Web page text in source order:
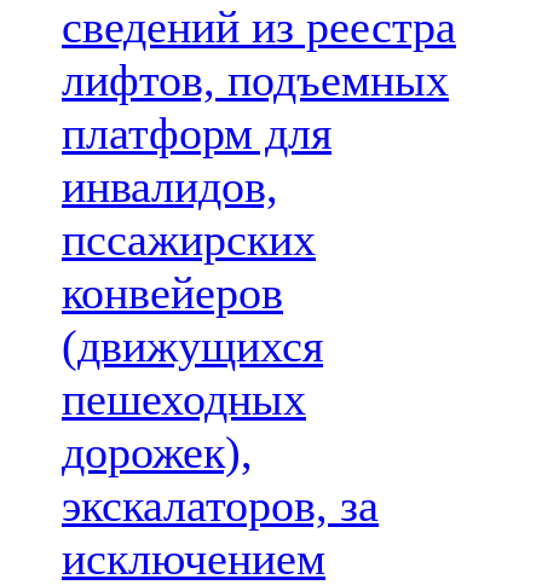
сведений из реестра
лифтов, подъемных
платформ для
инвалидов,
пссажирских
конвейеров
(движущихся
пешеходных
дорожек),
экскалаторов, за
исключением